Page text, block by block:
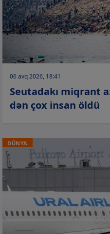
06 avq 2026, 18:41
Seutadakı miqrant
dən çox insan öldü
DÜNYA